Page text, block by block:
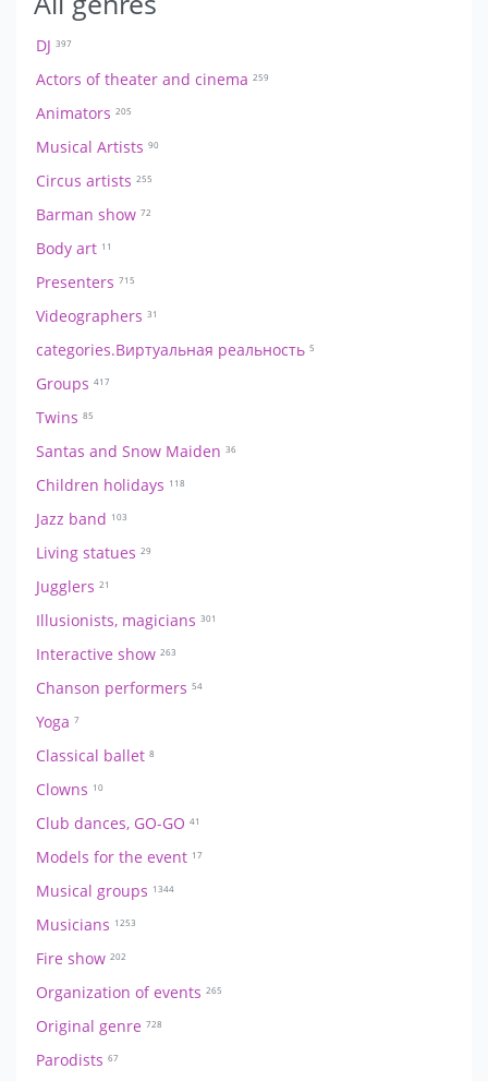
DJ 397
Actors of theater and cinema 259
Animators 205
Musical Artists 90
Circus artists 255
Barman show 72
Body art 11
Presenters 715
Videographers 31
categories.Виртуальная реальность 5
Groups 417
Twins 85
Santas and Snow Maiden 36
Children holidays 118
Jazz band 103
Living statues 29
Jugglers 21
Illusionists, magicians 301
Interactive show 263
Chanson performers 54
Yoga 7
Classical ballet 8
Clowns 10
Club dances, GO-GO 41
Models for the event 17
Musical groups 1344
Musicians 1253
Fire show 202
Organization of events 265
Original genre 728
Parodists 67